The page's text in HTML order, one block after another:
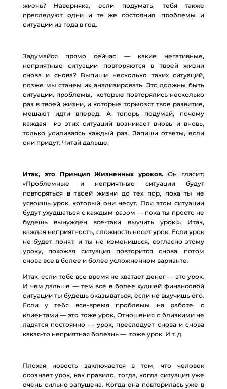
жизнь? Наверняка, если подумать, тебя также
преследуют одни и те же состояния, проблемы и
ситуации из года в год.
Задумайся прямо сейчас — какие негативные,
неприятные ситуации повторяются в твоей жизни
снова и снова? Выпиши несколько таких ситуаций,
позже мы станем их анализировать. Это должны быть
ситуации, проблемы, которые повторялись несколько
раз в твоей жизни, и которые тормозят твое развитие,
мешают идти вперед. А теперь подумай, почему
каждая из этих ситуаций возникает вновь и вновь,
только усиливаясь каждый раз. Запиши ответы, если
они придут. Читай дальше.
Итак, это Принцип Жизненных уроков. Он гласит:
«Проблемные и неприятные ситуации будут
повторяться в твоей жизни до тех пор, пока ты не
усвоишь урок, который они несут. При этом ситуации
будут ухудшаться с каждым разом — пока ты просто не
будешь вынужден все-таки выучить урок!». Итак,
каждая неприятность, сложность несет урок. Если урок
не будет понят, и ты не изменишься, согласно этому
уроку, похожая ситуация повторится снова, потом
снова все в более и более усложненном варианте.
Итак, если тебе все время не хватает денег — это урок.
И чем дальше — тем все в более худшей финансовой
ситуации ты будешь оказываться, если не выучишь его.
Если у тебя все-время проблемы на работе, с
клиентами — это тоже урок. Отношения с близкими не
ладятся постоянно — урок, преследует снова и снова
какая-то неприятная болезнь — тоже урок. И т. д.
Плохая новость заключается в том, что человек
осознает урок, как правило, тогда, когда ситуация уже
очень сильно запущена. Когда она повторилась уже в